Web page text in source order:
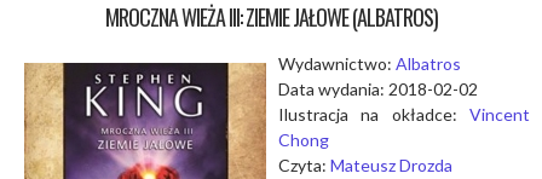
MROCZNA WIEŻA III: ZIEMIE JAŁOWE (ALBATROS)
Wydawnictwo: Albatros
Data wydania: 2018-02-02
Ilustracja na okładce: Vincent
Chong
Czyta: Mateusz Drozda